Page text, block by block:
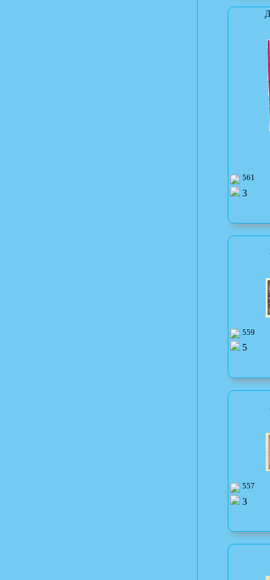
561
3
559
5
557
3